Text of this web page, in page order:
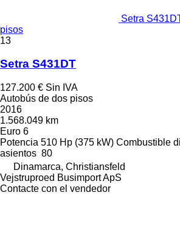
Setra
pisos
13
Setra S431DT
127.200 € Sin IVA
Autobús de dos pisos
2016
1.568.049 km
Euro 6
Potencia 510 Hp (375 kW) Combustible
asientos 80
Dinamarca, Christiansfeld
Vejstruproed Busimport ApS
Contacte con el vendedor